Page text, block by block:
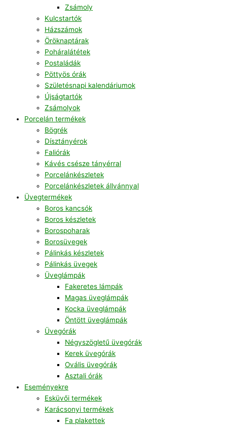
Zsámoly
Kulcstartók
Házszámok
Öröknaptárak
Poháralátétek
Postaládák
Pöttyös órák
Születésnapi kalendáriumok
Újságtartók
Zsámolyok
Porcelán termékek
Bögrék
Dísztányérok
Faliórák
Kávés csésze tányérral
Porcelánkészletek
Porcelánkészletek állvánnyal
Üvegtermékek
Boros kancsók
Boros készletek
Borospoharak
Borosüvegek
Pálinkás készletek
Pálinkás üvegek
Üveglámpák
Fakeretes lámpák
Magas üveglámpák
Kocka üveglámpák
Öntött üveglámpák
Üvegórák
Négyszögletű üvegórák
Kerek üvegórák
Ovális üvegórák
Asztali órák
Eseményekre
Esküvői termékek
Karácsonyi termékek
Fa plakettek